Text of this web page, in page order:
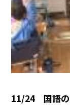
11/24 国語